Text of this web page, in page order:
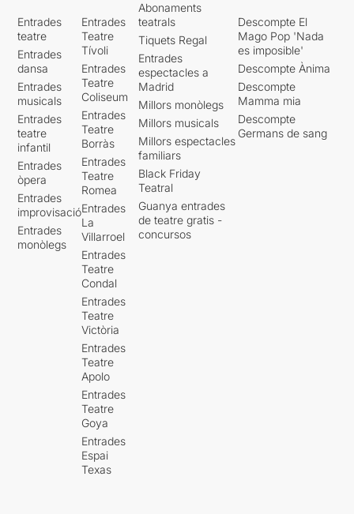
Entrades
teatre
Entrades
dansa
Entrades
musicals
Entrades
teatre
infantil
Entrades
òpera
Entrades
improvisació
Entrades
monòlegs
Entrades
Teatre
Tívoli
Entrades
Teatre
Coliseum
Entrades
Teatre
Borràs
Entrades
Teatre
Romea
Entrades
La
Villarroel
Entrades
Teatre
Condal
Entrades
Teatre
Victòria
Entrades
Teatre
Apolo
Entrades
Teatre
Goya
Entrades
Espai
Texas
Abonaments
teatrals
Tiquets Regal
Entrades
espectacles a
Madrid
Millors monòlegs
Millors musicals
Millors espectacles
familiars
Black Friday
Teatral
Guanya entrades
de teatre gratis -
concursos
Descompte El
Mago Pop 'Nada
es imposible'
Descompte Ànima
Descompte
Mamma mia
Descompte
Germans de sang